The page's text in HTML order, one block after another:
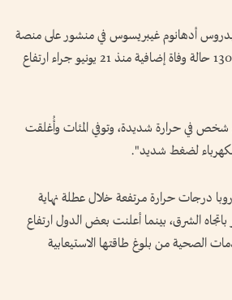
تيدروس أدهانوم غيبريسوس في منشور على منصة
إكس، "تمّ تسجيل أكثر من 1300 حالة وفاة إضافية منذ 21 يونيو جراء ارتفاع
في حرارة شديدة، وتوفي المئات وأُغلقت
لضغط شديد".
درجات حرارة مرتفعة خلال عطلة نهاية
الشرق، بينما أعلنت بعض الدول ارتفاع
الصحية من بلوغ طاقتها الاستيعابية